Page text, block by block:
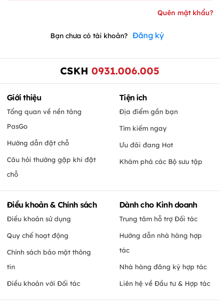
Bạn chưa có tài khoản? Đăng ký
CSKH 0931.006.005
Giới thiệu
Tổng quan về nền tảng
PasGo
Hướng dẫn đặt chỗ
Câu hỏi thường gặp khi đặt
chỗ
Tiện ích
Địa điểm gần bạn
Tìm kiếm ngay
Ưu đãi đang Hot
Khám phá các Bộ sưu tập
Điều khoản & Chính sách
Điều khoản sử dụng
Quy chế hoạt động
Chính sách bảo mật thông
tin
Điều khoản với Đối tác
Dành cho Kinh doanh
Trung tâm hỗ trợ Đối tác
Hướng dẫn nhà hàng hợp
tác
Nhà hàng đăng ký hợp tác
Liên hệ về Đầu tư & Hợp tác